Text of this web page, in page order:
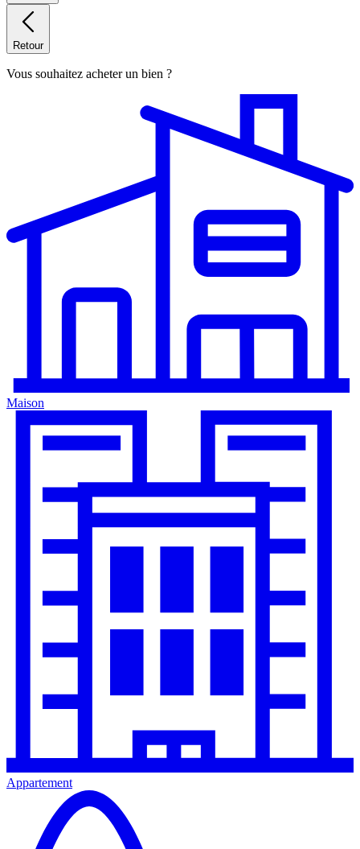
Retour
Vous souhaitez acheter un bien ?
Maison
Appartement